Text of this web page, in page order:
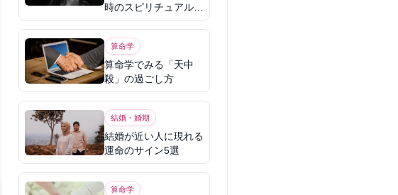
時のスピリチュアル意
味
算命学
算命学でみる「天中
殺」の過ごし方
結婚・婚期
結婚が近い人に現れる
運命のサイン5選
算命学